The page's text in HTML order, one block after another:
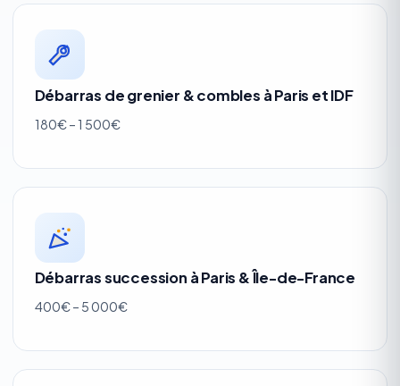
Débarras de grenier & combles à Paris et IDF
180€ – 1 500€
Débarras succession à Paris & Île-de-France
400€ – 5 000€